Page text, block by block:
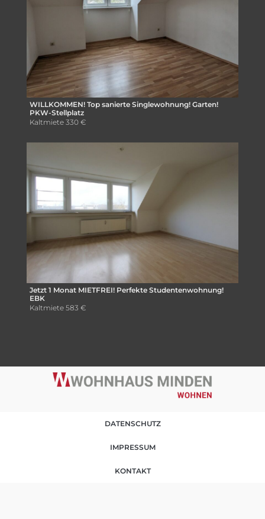
WILLKOMMEN! Top sanierte Singlewohnung! Garten!
PKW-Stellplatz
Kaltmiete 330 €
Jetzt 1 Monat MIETFREI! Perfekte Studentenwohnung!
EBK
Kaltmiete 583 €
DATENSCHUTZ
IMPRESSUM
KONTAKT